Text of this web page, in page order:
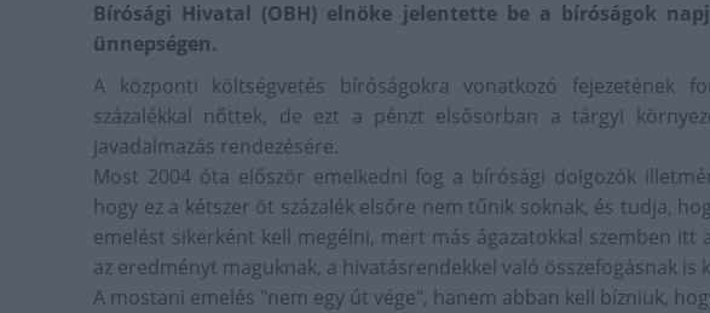
Bírósági Hivatal (OBH) elnöke jelentette be a bíróságok
ünnepségen.
A központi költségvetés bíróságokra vonatkozó fejezetének
százalékkal nőttek, de ezt a pénzt elsősorban a tárgyi
javadalmazás rendezésére.
Most 2004 óta először emelkedni fog a bírósági dolgozók
hogy ez a kétszer öt százalék elsőre nem tűnik soknak, és tudja,
emelést sikerként kell megélni, mert más ágazatokkal szemben itt
az eredményt maguknak, a hivatásrendekkel való összefogásnak is
A mostani emelés "nem egy út vége", hanem abban kell bízniuk,